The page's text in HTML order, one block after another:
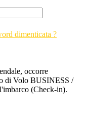
dimenticata ?
occorre
di Volo BUSINESS /
(Check-in).